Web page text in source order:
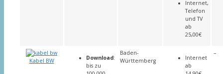
Internet,
Telefon
und TV
ab
25,00€
Kabel BW Download:
bis zu
Baden-
Württemberg
Internet
ab
–